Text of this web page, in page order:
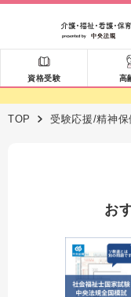
資格受験 高
TOP 受験応援/精神
お